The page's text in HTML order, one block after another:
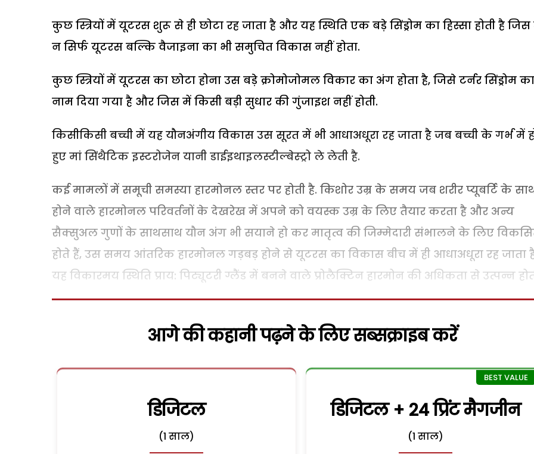
कुछ स्त्रियों में यूटरस शुरू से ही छोटा रह जाता है और यह स्थिति एक बड़े सिंड्रोम का हिस्सा होती है
न सिर्फ यूटरस बल्कि वैजाइना का भी समुचित विकास नहीं होता.
कुछ स्त्रियों में यूटरस का छोटा होना उस बड़े क्रोमोजोमल विकार का अंग होता है, जिसे टर्नर सिंड्रोम का
नाम दिया गया है और जिस में किसी बड़ी सुधार की गुंजाइश नहीं होती.
किसीकिसी बच्ची में यह यौनअंगीय विकास उस सूरत में भी आधाअधूरा रह जाता है जब बच्ची के गर्भ में
हुए मां सिंथैटिक इस्टरोजेन यानी डाईइथाइलस्टील्बेस्ट्रो ले लेती है.
कई मामलों में समूची समस्या हारमोनल स्तर पर होती है. किशोर उम्र के समय जब शरीर प्यूबर्टि के
होने वाले हारमोनल परिवर्तनों के देखरेख में अपने को वयस्क उम्र के लिए तैयार करता है और अन्य
सैक्सुअल गुणों के साथसाथ यौन अंग भी सयाने हो कर मातृत्व की जिम्मेदारी संभालने के लिए
होते हैं, उस समय आंतरिक हारमोनल गड़बड़ होने से यूटरस का विकास बीच में ही आधाअधूरा रह जाता
यह विकारमय स्थिति प्राय: पिट्यूटरी ग्लैंड में बनने वाले प्रोलैक्टिन हारमोन की अधिकता से उत्पन्न
आगे की कहानी पढ़ने के लिए सब्सक्राइब करें
डिजिटल
(1 साल)
डिजिटल + 24 प्रिंट मैगजीन
(1 साल)